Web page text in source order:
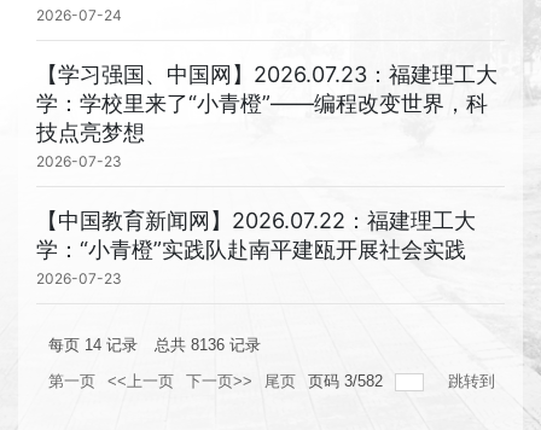
2026-07-24
【学习强国、中国网】2026.07.23：福建理工大
学：学校里来了“小青橙”——编程改变世界，科
技点亮梦想
2026-07-23
【中国教育新闻网】2026.07.22：福建理工大
学：“小青橙”实践队赴南平建瓯开展社会实践
2026-07-23
每页 14 记录 总共 8136 记录
第一页
<<上一页 下一页>> 尾页 页码 3/582 跳转到